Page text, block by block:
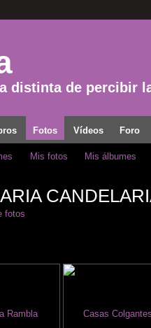
distinta de percibir
Fotos Vídeos Foro
Mis fotos Mis álbumes
fotos